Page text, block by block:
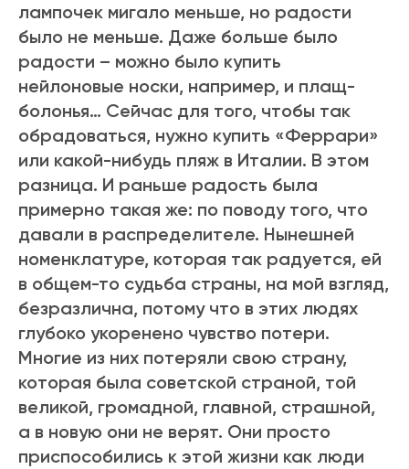
лампочек мигало меньше, но радости
было не меньше. Даже больше было
радости – можно было купить
нейлоновые носки, например, и плащ-
болонья… Сейчас для того, чтобы так
обрадоваться, нужно купить «Феррари»
или какой-нибудь пляж в Италии. В этом
разница. И раньше радость была
примерно такая же: по поводу того, что
давали в распределителе. Нынешней
номенклатуре, которая так радуется, ей
в общем-то судьба страны, на мой взгляд,
безразлична, потому что в этих людях
глубоко укоренено чувство потери.
Многие из них потеряли свою страну,
которая была советской страной, той
великой, громадной, главной, страшной,
а в новую они не верят. Они просто
приспособились к этой жизни как люди